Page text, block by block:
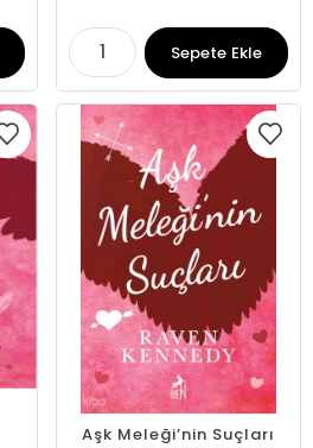
Sepete Ekle
Aşk Meleği’nin Suçları